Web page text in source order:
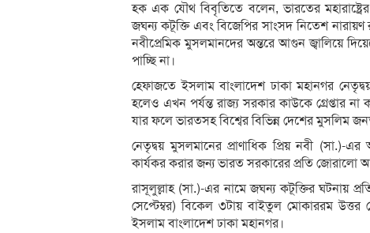
হক এক যৌথ বিবৃতিতে বলেন, ভারতের
জঘন্য কটূক্তি এবং বিজেপির সাংসদ নিতেশ নারায়ণ
নবীপ্রেমিক মুসলমানদের অন্তরে আগুন জ্বালিয়ে
পাচ্ছি না।
হেফাজতে ইসলাম বাংলাদেশ ঢাকা মহানগর
হলেও এখন পর্যন্ত রাজ্য সরকার কাউকে গ্রেপ্তার
যার ফলে ভারতসহ বিশ্বের বিভিন্ন দেশের মুসলিম
নেতৃদ্বয় মুসলমানের প্রাণাধিক প্রিয় নবী (সা.)-এর
কার্যকর করার জন্য ভারত সরকারের প্রতি জোরালো
রাসূলুল্লাহ (সা.)-এর নামে জঘন্য কটূক্তির ঘটনায়
সেপ্টেম্বর) বিকেল ৩টায় বাইতুল মোকাররম
ইসলাম বাংলাদেশ ঢাকা মহানগর।